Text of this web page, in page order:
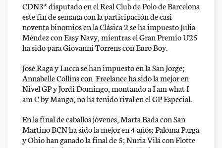
CDN3* disputado en el Real Club de Polo de Barcelona
este fin de semana con la participación de casi
noventa binomios en la Clásica 2 se ha impuesto Julia
Méndez con Easy Navy, mientras el Gran Premio U25
ha sido para Giovanni Torrens con Euro Boy.
José Raga y Lucca se han impuesto en la San Jorge;
Annabelle Collins con Freelance ha sido la mejor en
Nivel GP y Jordi Domingo, montando a I am what I
am C by Mango, no ha tenido rival en el GP Especial.
En la final de caballos jóvenes, Marta Bada con San
Martino BCN ha sido la mejor en 4 años; Paloma Parga
y Ohio han ganado la final de 5; Nuria Vilá con Flotte